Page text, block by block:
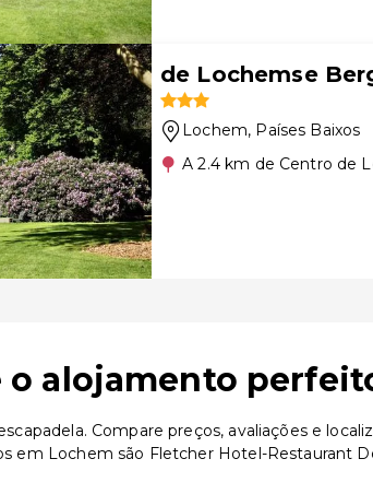
de Lochemse
Lochem, Países Baixos
A 2.4 km de Centro de
o alojamento
Compare preços, avaliações e
em Lochem são Fletcher Hotel-Restaurant